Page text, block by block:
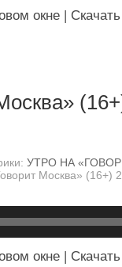
окне | Скачать
УТРО НА
Москва» (16+)
окне
Скачать